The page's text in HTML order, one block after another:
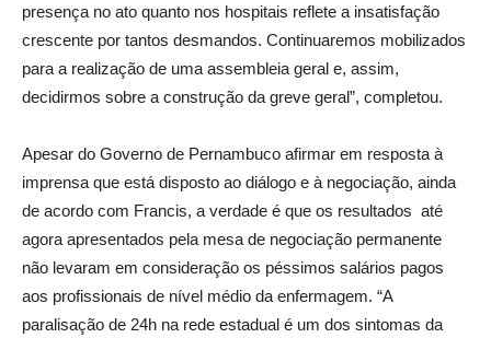
presença no ato quanto nos hospitais reflete a insatisfação
crescente por tantos desmandos. Continuaremos mobilizados
para a realização de uma assembleia geral e, assim,
decidirmos sobre a construção da greve geral”, completou.
Apesar do Governo de Pernambuco afirmar em resposta à
imprensa que está disposto ao diálogo e à negociação, ainda
de acordo com Francis, a verdade é que os resultados até
agora apresentados pela mesa de negociação permanente
não levaram em consideração os péssimos salários pagos
aos profissionais de nível médio da enfermagem. “A
paralisação de 24h na rede estadual é um dos sintomas da